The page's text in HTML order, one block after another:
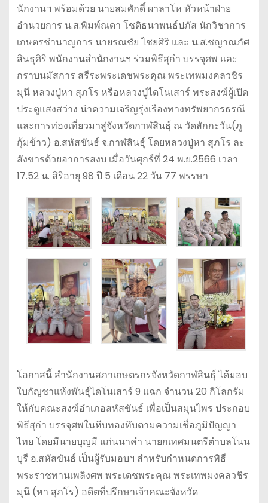
นักงานฯ พร้อมด้วย นายสมศักดิ์ ผาลาโห หัวหน้าฝ่าย
อำนวยการ น.ส.พิมพ์ณดา โชติธนาพนธ์ปภัส นักวิชาการ
เกษตรชำนาญการ นายรณชัย ไชยศิริ และ น.ส.ชญาณภัศ
สินธุศิริ พนักงานสำนักงานฯ ร่วมพิธีสุกำ บรรจุศพ และ
กราบนมัสการ สรีระพระเดชพระคุณ พระเทพมงคลวชิร
มุนี หลวงปู่หา สุภโร หรือหลวงปู่ไดโนเสาร์ พระสงฆ์ผู้เปิด
ประตูแสงสว่าง นำความเจริญรุ่งเรืองทางทรัพยากรธรณี
และการท่องเที่ยวมาสู่จังหวัดกาฬสินธุ์ ณ วัดสักกะวัน(ภู
กุ้มข้าว) อ.สหัสขันธ์ จ.กาฬสินธุ์ โดยหลวงปู่หา สุภโร ละ
สังขารด้วยอาการสงบ เมื่อวันศุกร์ที่ 24 พ.ย.2566 เวลา
17.52 น. สิริอายุ 98 ปี 5 เดือน 22 วัน 77 พรรษา
โอกาสนี้ สำนักงานสภาเกษตรกรจังหวัดกาฬสินธุ์ ได้มอบ
ใบกัญชาแห้งพันธุ์ไดโนเสาร์ 9 แฉก จำนวน 20 กิโลกรัม
ให้กับคณะสงฆ์อำเภอสหัสขันธ์ เพื่อเป็นสมุนไพร ประกอบ
พิธีสุกำ บรรจุศพในหีบทองทึบตามความเชื่อภูมิปัญญา
ไทย โดยมีนายบุญมี แก่นนาคำ นายกเทศมนตรีตำบลโนน
บุรี อ.สหัสขันธ์ เป็นผู้รับมอบฯ สำหรับกำหนดการพิธี
พระราชทานเพลิงศพ พระเดชพระคุณ พระเทพมงคลวชิร
มุนี (หา สุภโร) อดีตที่ปรึกษาเจ้าคณะจังหวัด